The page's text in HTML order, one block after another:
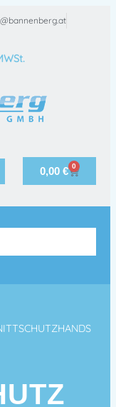
0,00 € 0